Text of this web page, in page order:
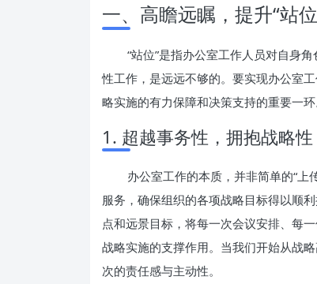
一、高瞻远瞩，提升“站
“站位”是指办公室工作人员对自身
性工作，是远远不够的。要实现办公室
略实施的有力保障和决策支持的重要一环
1. 超越事务性，拥抱战略性
办公室工作的本质，并非简单的“上
服务，确保组织的各项战略目标得以顺
点和远景目标，将每一次会议安排、每
战略实施的支撑作用。当我们开始从战
次的责任感与主动性。